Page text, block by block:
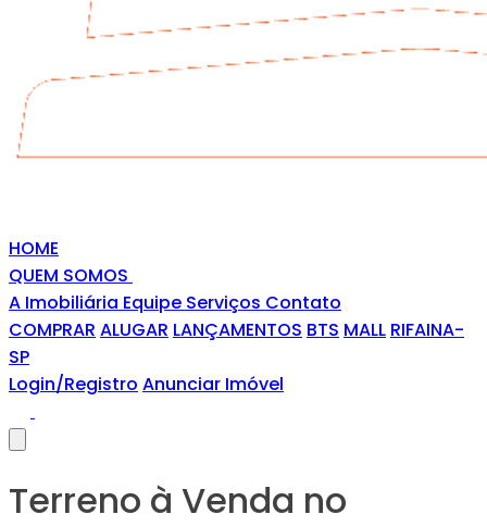
HOME
QUEM SOMOS
A Imobiliária Equipe Serviços Contato
COMPRAR ALUGAR LANÇAMENTOS BTS MALL RIFAINA-
SP
Login/Registro Anunciar Imóvel
Terreno à Venda no